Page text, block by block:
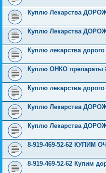
Куплю Лекарства
Куплю Лекарства
Куплю лекарства дорого
Куплю ОНКО препараты
Куплю лекарства
Куплю Лекарства
Куплю Лекарства
8-919-469-52-62
8-919-469-52-62 Купим